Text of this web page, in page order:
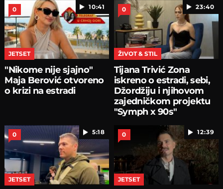
10:41
0
JETSET
"Nikome nije sjajno"
Maja Berović otvoreno
o krizi na estradi
23:40
0
ŽIVOT & STIL
Tijana Trivić Zona
iskreno o estradi, sebi,
Džordžiju i njihovom
zajedničkom projektu
"Symph x 90s"
5:18
0
JETSET
12:39
0
JETSET